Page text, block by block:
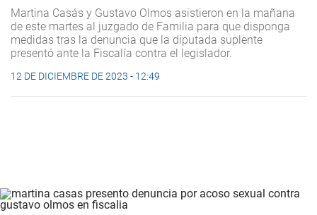
Martina Casás y Gustavo Olmos asistieron en la mañana
de este martes al juzgado de Familia para que disponga
medidas tras la denuncia que la diputada suplente
presentó ante la Fiscalía contra el legislador.
12 DE DICIEMBRE DE 2023 - 12:49